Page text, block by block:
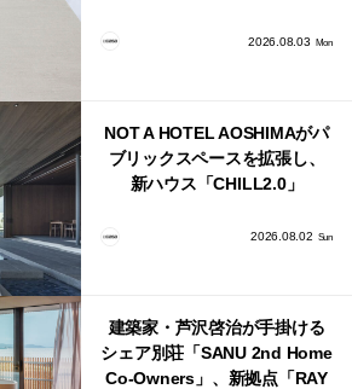
2026.08.03 Mon
NOT A HOTEL AOSHIMAがパ
ブリックスペースを拡張し、
新ハウス「CHILL2.0」
2026.08.02 Sun
建築家・芦沢啓治が手掛ける
シェア別荘「SANU 2nd Home
Co-Owners」、新拠点「RAY